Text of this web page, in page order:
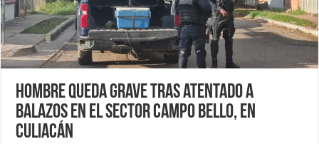
Hombre queda grave tras atentado a
balazos en el sector Campo Bello, en
Culiacán